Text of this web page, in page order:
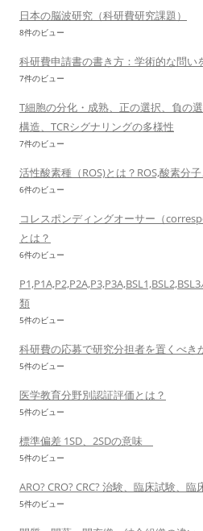
日本の脳波研究（科研費研究課題）
8件のビュー
科研費申請書の書き方：学術的な問い
7件のビュー
T細胞の分化・成熟、正の選択、負の
構造、TCRシグナリングの多様性
7件のビュー
活性酸素種（ROS)とは？ROS,酸素分
6件のビュー
コレスポンディングオーサー（
とは？
6件のビュー
類
5件のビュー
科研費の応募で研究分担者を置くべき
5件のビュー
医学教育分野別認証評価とは？
5件のビュー
標準偏差 1SD、2SDの意味
5件のビュー
ARO? CRO? CRC? 治験、臨床試験、
5件のビュー